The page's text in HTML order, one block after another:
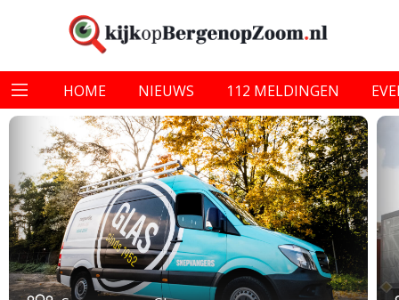
HOME NIEUWS 112 MELDINGEN